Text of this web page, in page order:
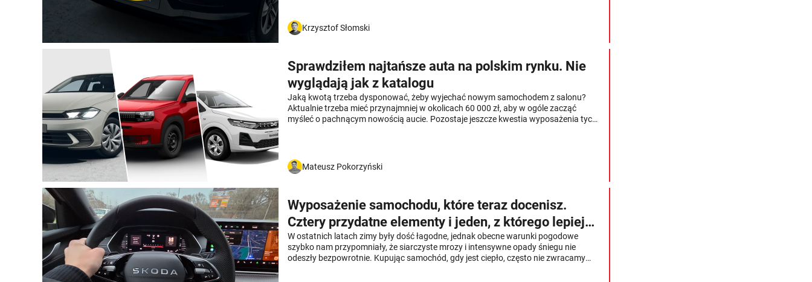
Krzysztof Słomski
Sprawdziłem najtańsze auta na polskim rynku. Nie
wyglądają jak z katalogu
Jaką kwotą trzeba dysponować, żeby wyjechać nowym samochodem z salonu?
Aktualnie trzeba mieć przynajmniej w okolicach 60 000 zł, aby w ogóle zacząć
myśleć o pachnącym nowością aucie. Pozostaje jeszcze kwestia wyposażenia tych
najtańszych samochodów na polskim rynku.
Mateusz Pokorzyński
Wyposażenie samochodu, które teraz docenisz.
Cztery przydatne elementy i jeden, z którego lepiej
zrezygnować
W ostatnich latach zimy były dość łagodne, jednak obecne warunki pogodowe
szybko nam przypomniały, że siarczyste mrozy i intensywne opady śniegu nie
odeszły bezpowrotnie. Kupując samochód, gdy jest ciepło, często nie zwracamy